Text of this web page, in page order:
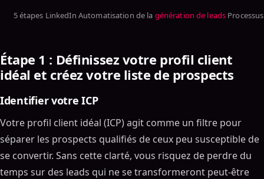
5 étapes LinkedIn Automatisation de la génération de leads Processus
Étape 1 : Définissez votre profil client
idéal et créez votre liste de prospects
Identifier votre ICP
Votre profil client idéal (ICP) agit comme un filtre pour
séparer les prospects qualifiés de ceux peu susceptible de
se convertir. Sans cette clarté, vous risquez de perdre du
temps sur des leads qui ne se transformeront peut-être